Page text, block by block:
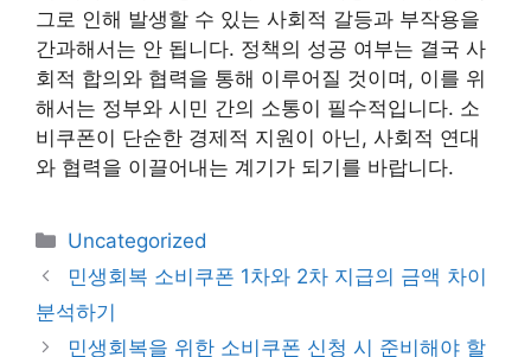
그로 인해 발생할 수 있는 사회적 갈등과 부작용을
간과해서는 안 됩니다. 정책의 성공 여부는 결국 사
회적 합의와 협력을 통해 이루어질 것이며, 이를 위
해서는 정부와 시민 간의 소통이 필수적입니다. 소
비쿠폰이 단순한 경제적 지원이 아닌, 사회적 연대
와 협력을 이끌어내는 계기가 되기를 바랍니다.
카
테
리
Uncategorized
민생회복 소비쿠폰 1차와 2차 지급의 금액 차이
분석하기
민생회복을 위한 소비쿠폰 신청 시 준비해야 할